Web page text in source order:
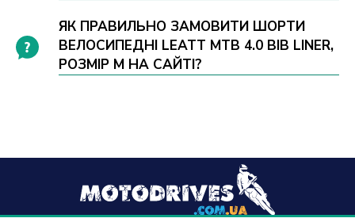
ЯК ПРАВИЛЬНО ЗАМОВИТИ ШОРТИ
ВЕЛОСИПЕДНІ LEATT MTB 4.0 BIB LINER,
РОЗМІР M НА САЙТІ?